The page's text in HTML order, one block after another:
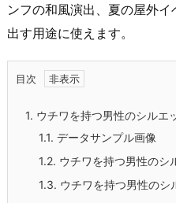
ンフの和風演出、夏の屋外
出す用途に使えます。
目次
1. ウチワを持つ男性のシルエ
1.1. データサンプル画像
1.2. ウチワを持つ男性のシ
1.3. ウチワを持つ男性のシ